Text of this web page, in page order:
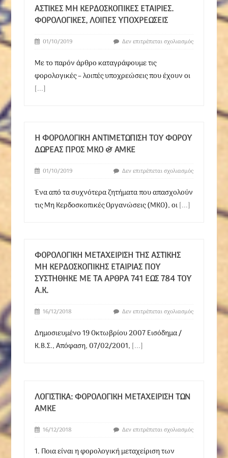
ΑΣΤΙΚΈΣ ΜΗ ΚΕΡΔΟΣΚΟΠΙΚΈΣ ΕΤΑΙΡΊΕΣ.
ΦΟΡΟΛΟΓΙΚΈΣ, ΛΟΙΠΈΣ ΥΠΟΧΡΕΏΣΕΙΣ
01/10/2019 Δεν επιτρέπεται σχολιασμός
Με το παρόν άρθρο καταγράφουμε τις
φορολογικές – λοιπές υποχρεώσεις που έχουν οι
[...]
Η ΦΟΡΟΛΟΓΙΚΉ ΑΝΤΙΜΕΤΏΠΙΣΗ ΤΟΥ ΦΌΡΟΥ
ΔΩΡΕΆΣ ΠΡΟΣ ΜΚΟ & AMKE
01/10/2019 Δεν επιτρέπεται σχολιασμός
Ένα από τα συχνότερα ζητήματα που απασχολούν
τις Μη Κερδοσκοπικές Οργανώσεις (ΜΚΟ), οι[...]
ΦΟΡΟΛΟΓΙΚΉ ΜΕΤΑΧΕΊΡΙΣΗ ΤΗΣ ΑΣΤΙΚΉΣ
ΜΗ ΚΕΡΔΟΣΚΟΠΙΚΉΣ ΕΤΑΙΡΊΑΣ ΠΟΥ
ΣΥΣΤΉΘΗΚΕ ΜΕ ΤΑ ΆΡΘΡΑ 741 ΈΩΣ 784 ΤΟΥ
Α.Κ.
16/12/2018 Δεν επιτρέπεται σχολιασμός
Δημοσιευμένο 19 Οκτωβρίου 2007 Eισόδημα /
Κ.Β.Σ., Απόφαση, 07/02/2001, [...]
ΛΟΓΙΣΤΙΚΆ: ΦΟΡΟΛΟΓΙΚΉ ΜΕΤΑΧΕΊΡΙΣΗ ΤΩΝ
ΑΜΚΕ
16/12/2018 Δεν επιτρέπεται σχολιασμός
1. Ποια είναι η φορολογική μεταχείριση των